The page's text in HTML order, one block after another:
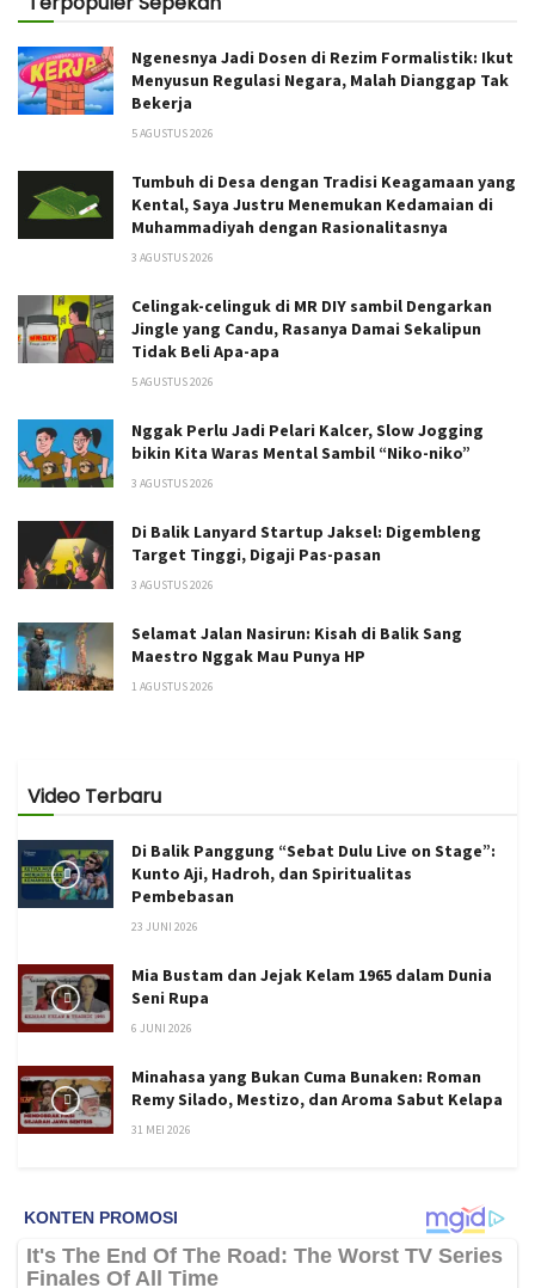
Ngenesnya Jadi Dosen di Rezim Formalistik: Ikut
Menyusun Regulasi Negara, Malah Dianggap Tak
Bekerja
5 AGUSTUS 2026
Tumbuh di Desa dengan Tradisi Keagamaan yang
Kental, Saya Justru Menemukan Kedamaian di
Muhammadiyah dengan Rasionalitasnya
3 AGUSTUS 2026
Celingak-celinguk di MR DIY sambil Dengarkan
Jingle yang Candu, Rasanya Damai Sekalipun
Tidak Beli Apa-apa
5 AGUSTUS 2026
Nggak Perlu Jadi Pelari Kalcer, Slow Jogging
bikin Kita Waras Mental Sambil “Niko-niko”
3 AGUSTUS 2026
Di Balik Lanyard Startup Jaksel: Digembleng
Target Tinggi, Digaji Pas-pasan
3 AGUSTUS 2026
Selamat Jalan Nasirun: Kisah di Balik Sang
Maestro Nggak Mau Punya HP
1 AGUSTUS 2026
Video Terbaru
Di Balik Panggung “Sebat Dulu Live on Stage”:
Kunto Aji, Hadroh, dan Spiritualitas
Pembebasan
23 JUNI 2026
Mia Bustam dan Jejak Kelam 1965 dalam Dunia
Seni Rupa
6 JUNI 2026
Minahasa yang Bukan Cuma Bunaken: Roman
Remy Silado, Mestizo, dan Aroma Sabut Kelapa
31 MEI 2026